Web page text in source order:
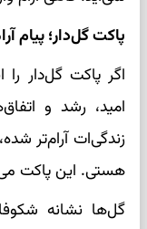
پاکت گل‌دار؛
اگر پاکت گل‌دار را
امید، رشد و
زندگی‌ات آرام‌تر
هستی. این پاکت
گل‌ها نشانه